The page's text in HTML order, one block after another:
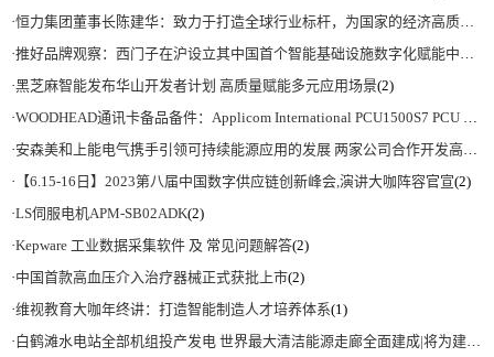
·恒力集团董事长陈建华：致力于打造全球行业标杆，为国家的经济高质量发展贡献更大力量|上海电气集团党委书记、董事长吴磊来访
·推好品牌观察：西门子在沪设立其中国首个智能基础设施数字化赋能中心
·黑芝麻智能发布华山开发者计划 高质量赋能多元应用场景(2)
·WOODHEAD通讯卡备品备件：Applicom International PCU1500S7 PCU 1500 S7 V4.5.0
·安森美和上能电气携手引领可持续能源应用的发展 两家公司合作开发高性能储能和太阳能组串式逆变器方案 以实现可持续的未来
· 【6.15-16日】2023第八届中国数字供应链创新峰会,演讲大咖阵容官宣(2)
·LS伺服电机APM-SB02ADK(2)
·Kepware 工业数据采集软件 及 常见问题解答(2)
·中国首款高血压介入治疗器械正式获批上市(2)
·维视教育大咖年终讲：打造智能制造人才培养体系(1)
·白鹤滩水电站全部机组投产发电 世界最大清洁能源走廊全面建成|将为建设新型能源体系、保障国家能源安全、实现“双碳”目标提供有力支撑